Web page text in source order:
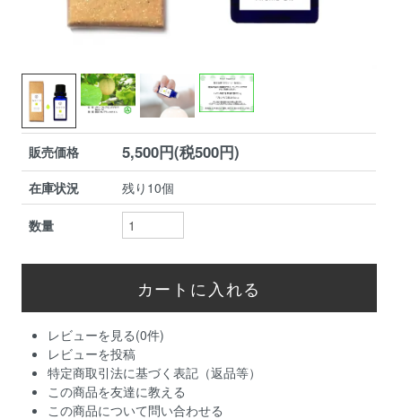
販売価格 5,500円(税500円)
在庫状況 残り10個
数量
レビューを見る(0件)
レビューを投稿
特定商取引法に基づく表記（返品等）
この商品を友達に教える
この商品について問い合わせる